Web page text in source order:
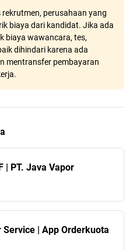
perusahaan yang
biaya dari kandidat. Jika ada
biaya wawancara, tes,
dihindari karena ada
mentransfer pembayaran
| PT. Java Vapor
| App Orderkuota